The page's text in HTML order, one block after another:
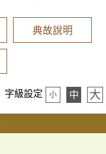
典故說明
字級設定 小 中 大